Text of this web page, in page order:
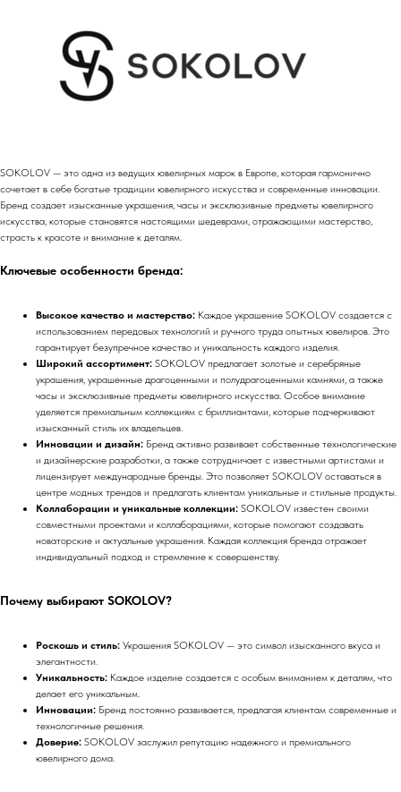
SOKOLOV — это одна из ведущих ювелирных марок в Европе, которая гармонично
сочетает в себе богатые традиции ювелирного искусства и современные инновации.
Бренд создает изысканные украшения, часы и эксклюзивные предметы ювелирного
искусства, которые становятся настоящими шедеврами, отражающими мастерство,
страсть к красоте и внимание к деталям.
Ключевые особенности бренда:
Высокое качество и мастерство: Каждое украшение SOKOLOV создается с
использованием передовых технологий и ручного труда опытных ювелиров. Это
гарантирует безупречное качество и уникальность каждого изделия.
Широкий ассортимент: SOKOLOV предлагает золотые и серебряные
украшения, украшенные драгоценными и полудрагоценными камнями, а также
часы и эксклюзивные предметы ювелирного искусства. Особое внимание
уделяется премиальным коллекциям с бриллиантами, которые подчеркивают
изысканный стиль их владельцев.
Инновации и дизайн: Бренд активно развивает собственные технологические
и дизайнерские разработки, а также сотрудничает с известными артистами и
лицензирует международные бренды. Это позволяет SOKOLOV оставаться в
центре модных трендов и предлагать клиентам уникальные и стильные продукты.
Коллаборации и уникальные коллекции: SOKOLOV известен своими
совместными проектами и коллаборациями, которые помогают создавать
новаторские и актуальные украшения. Каждая коллекция бренда отражает
индивидуальный подход и стремление к совершенству.
Почему выбирают SOKOLOV?
Роскошь и стиль: Украшения SOKOLOV — это символ изысканного вкуса и
элегантности.
Уникальность: Каждое изделие создается с особым вниманием к деталям, что
делает его уникальным.
Инновации: Бренд постоянно развивается, предлагая клиентам современные и
технологичные решения.
Доверие: SOKOLOV заслужил репутацию надежного и премиального
ювелирного дома.